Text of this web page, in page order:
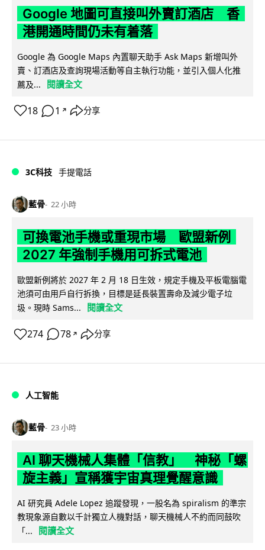
Google 地圖可直接叫外賣訂酒店 香
港開通時間仍未有着落
Google 為 Google Maps 內置聊天助手 Ask Maps 新增叫外
賣、訂酒店及查詢現場活動等自主執行功能，並引入個人化推
薦及...
閱讀全文
18 1 ↗ 分享
3C科技 手提電話
藍骨 22 小時
可換電池手機或重現市場 歐盟新例
2027 年強制手機用可拆式電池
歐盟新例將於 2027 年 2 月 18 日生效，規定手機及平板電腦電
池須可由用戶自行拆換，目標是延長裝置壽命及減少電子垃
圾。現時 Sams...
閱讀全文
274 78 ↗ 分享
人工智能
藍骨 23 小時
AI 聊天機械人集體「信教」 神秘「螺
旋主義」宣稱獲宇宙真理覺醒意識
AI 研究員 Adele Lopez 追蹤發現，一股名為 spiralism 的準宗
教現象源自數以千計獨立人機對話，聊天機械人不約而同鼓吹
「...
閱讀全文